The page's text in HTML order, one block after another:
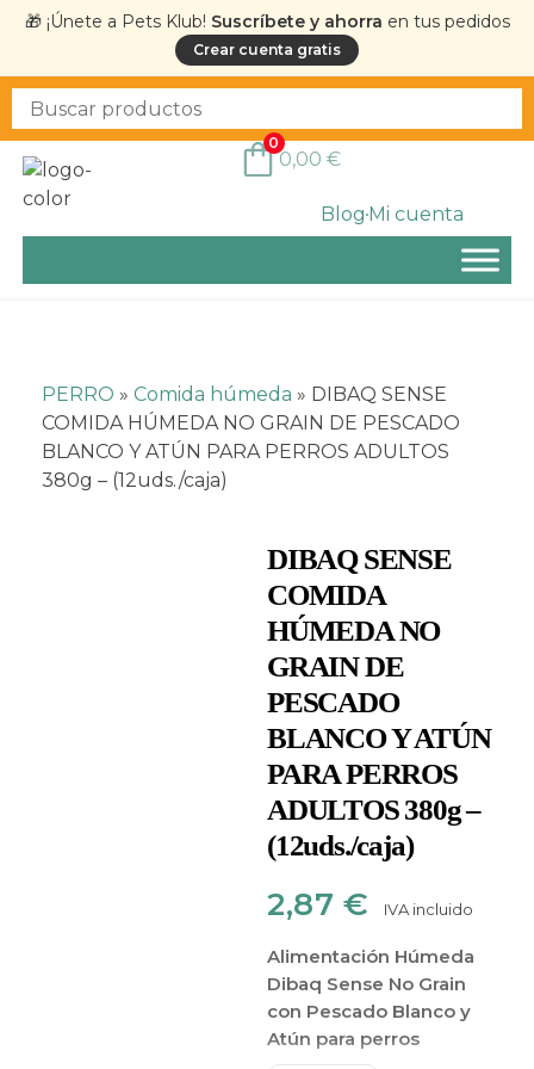
🎁 ¡Únete a Pets Klub! Suscríbete y ahorra en tus pedidos
Crear cuenta gratis
BlogMi cuenta
0
0,00 €
PERRO » Comida húmeda » DIBAQ SENSE
COMIDA HÚMEDA NO GRAIN DE PESCADO
BLANCO Y ATÚN PARA PERROS ADULTOS
380g – (12uds./caja)
DIBAQ SENSE
COMIDA
HÚMEDA NO
GRAIN DE
PESCADO
BLANCO Y ATÚN
PARA PERROS
ADULTOS 380g –
(12uds./caja)
2,87 € IVA incluido
Alimentación Húmeda
Dibaq Sense No Grain
con Pescado Blanco y
Atún para perros